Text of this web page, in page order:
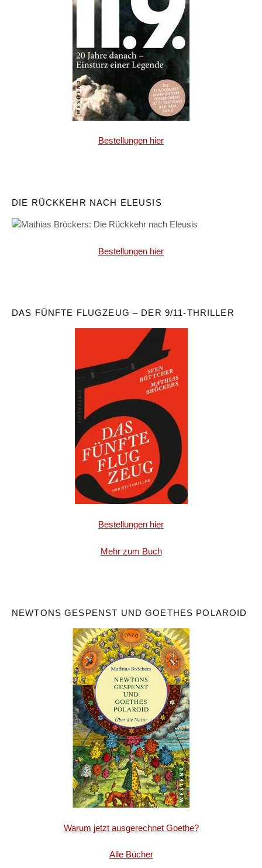
Bestellungen hier
DIE RÜCKKEHR NACH ELEUSIS
Bestellungen hier
DAS FÜNFTE FLUGZEUG – DER 9/11-THRILLER
Bestellungen hier
Mehr zum Buch
NEWTONS GESPENST UND GOETHES POLAROID
Warum jetzt ausgerechnet Goethe?
Alle Bücher